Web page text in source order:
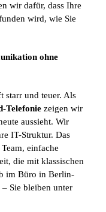
wir dafür, dass Ihre
wird, wie Sie
ohne
starr und teuer. Als
Telefonie zeigen wir
aussieht. Wir
IT-Struktur. Das
einfache
die mit klassischen
im Büro in Berlin-
Sie bleiben unter